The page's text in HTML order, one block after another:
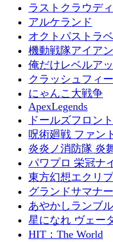
ラストクラウデ
アルケランド
オクトパストラ
機動戦隊アイア
俺だけレベルア
クラッシュフィ
にゃんこ大戦争
ApexLegends
ドールズフロン
呪術廻戦 ファン
炎炎ノ消防隊 炎
パワプロ 栄冠ナ
東方幻想エクリ
グランドサマナ
あやかしランブル
星になれ ヴェー
HIT：The World